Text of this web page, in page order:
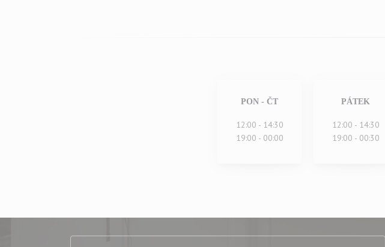
PON - ČT
12:00 - 14:30
19:00 - 00:00
PÁTEK
12:00 - 14:30
19:00 - 00:30